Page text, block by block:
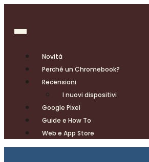
Novità
Perché un Chromebook?
Recensioni
I nuovi dispositivi
Google Pixel
Guide e How To
Web e App Store